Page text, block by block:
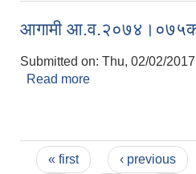
आगामी
Submitted on: Thu, 02/02/
Read more
Pages
« first ‹ previous